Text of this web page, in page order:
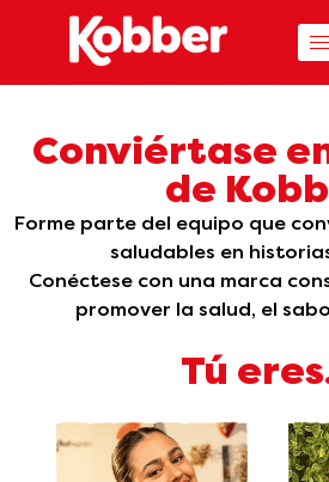
Conviértase
de
Forme parte del equipo que
saludables en
Conéctese con una marca
promover la salud, el
Tú